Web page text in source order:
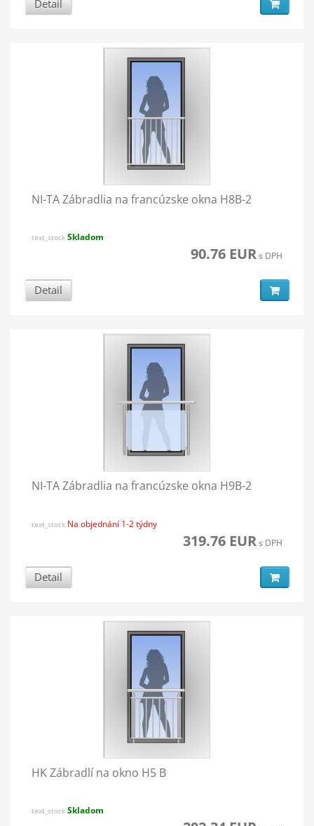
Detail
NI-TA Zábradlia na francúzske okna H8B-2
text_stock Skladom
90.76 EURs DPH
Detail
NI-TA Zábradlia na francúzske okna H9B-2
text_stock Na objednání 1-2 týdny
319.76 EURs DPH
Detail
HK Zábradlí na okno H5 B
text_stock Skladom